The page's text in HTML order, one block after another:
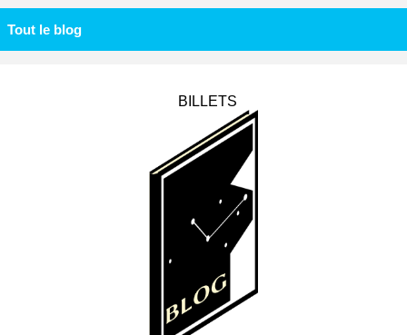
Tout le blog
BILLETS